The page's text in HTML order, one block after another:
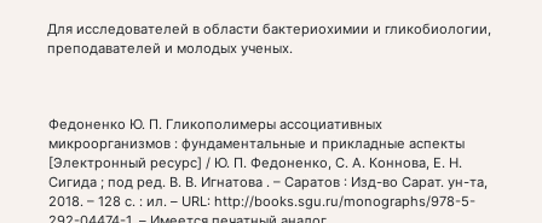
Для исследователей в области бактериохимии и гликобиологии,
преподавателей и молодых ученых.
Федоненко Ю. П. Гликополимеры ассоциативных
микроорганизмов : фундаментальные и прикладные аспекты
[Электронный ресурс] / Ю. П. Федоненко, С. А. Коннова, Е. Н.
Сигида ; под ред. В. В. Игнатова . – Саратов : Изд-во Сарат. ун-та,
2018. – 128 с. : ил. – URL: http://books.sgu.ru/monographs/978-5-